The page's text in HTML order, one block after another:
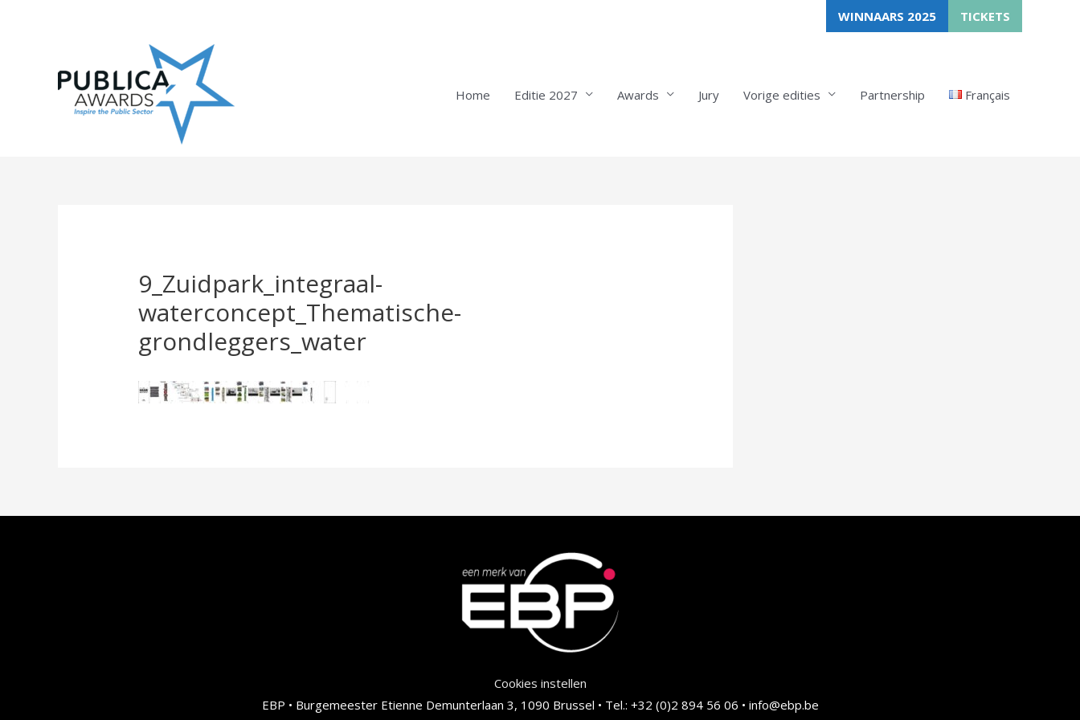
WINNAARS 2025 TICKETS
Home Editie 2027 Awards Jury Vorige edities Partnership Français
9_Zuidpark_integraal-
waterconcept_Thematische-
grondleggers_water
Cookies instellen
EBP • Burgemeester Etienne Demunterlaan 3, 1090 Brussel • Tel.: +32 (0)2 894 56 06 • info@ebp.be